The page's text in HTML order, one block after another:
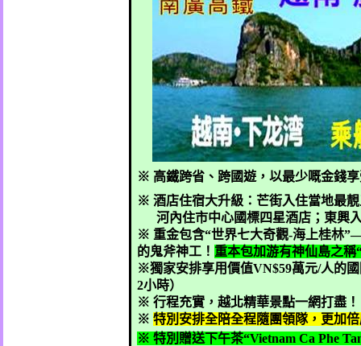
※ 高鐵跨省、跨國遊，以最少嘅金錢
※ 酒店住宿大升級：芒街入住當地最
河內住市中心國標四星酒店；東興
※ 重金包含“世界七大奇觀-海上桂林
的鬼斧神工！ 重本包加游有神仙島之稱
※獨家安排享用價值VN$59萬元/人的
2小時）
※ 行程充實，越北精華景點一網打盡！
※ 特別安排全陪全程隨團領隊，更加
※ 特別贈送下午茶“Vietnam Ca Phe